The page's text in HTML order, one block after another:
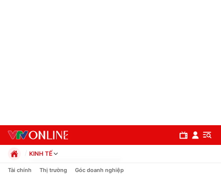
KINH TẾ
Chính trị
Tài chính Thị trường Góc doanh nghiệp